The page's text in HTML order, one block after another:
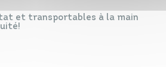
et transportables à la main